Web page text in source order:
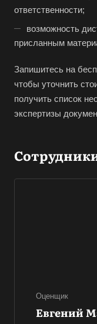
ответственности;
возможность
присланным
Запишитесь на
чтобы уточнить
получить список
экспертизы
Оценщик
Евгений
Великие Луки
Великий Новгород
Великий Устюг
Вельск
Верещагино
Верхний Уфалей
Видное
Владивосток
Волжский
Вологда